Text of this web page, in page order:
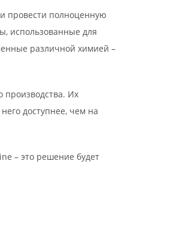
провести полноценную
использованные для
различной химией –
производства. Их
доступнее, чем на
– это решение будет